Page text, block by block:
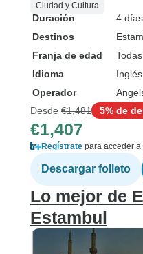
Ciudad y Cultura
Duración
4 días
Destinos
Franja de edad
Idioma
Operador
Desde €1,481 5% de
€1,407
Regístrate para acceder
Descargar folleto
Lo mejor de
Estambul